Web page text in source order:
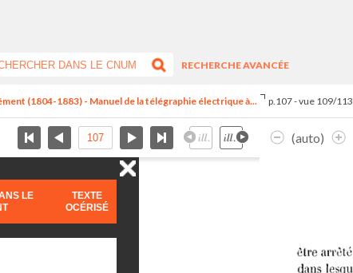
RECHERCHE AVANCÉE
(1804-1883) - Manuel de la télégraphie électrique à... p.107 - vue 109/113
(auto)
LE
TEXTE
OCÉRISÉ